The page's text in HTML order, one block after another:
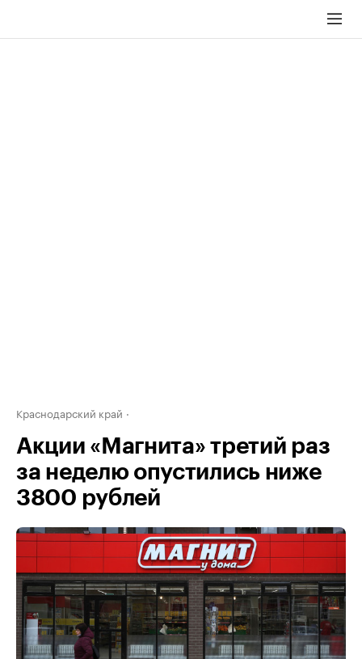
Краснодарский край
Акции «Магнита» третий раз
за неделю опустились ниже
3800 рублей